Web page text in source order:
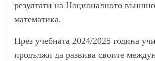
резултати на Националното
математика.
През учебната 2024/2025 година
продължи да развива своите